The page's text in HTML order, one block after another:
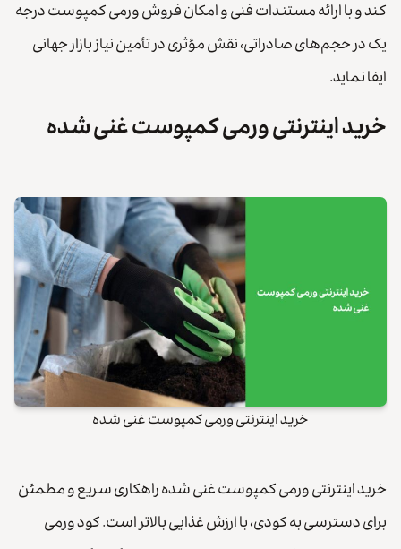
کند و با ارائه مستندات فنی و امکان فروش ورمی کمپوست درجه
یک در حجم‌های صادراتی، نقش مؤثری در تأمین نیاز بازار جهانی
ایفا نماید.
خرید اینترنتی ورمی کمپوست غنی شده
خرید اینترنتی ورمی کمپوست غنی شده
خرید اینترنتی ورمی کمپوست غنی شده راهکاری سریع و مطمئن
برای دسترسی به کودی، با ارزش غذایی بالاتر است. کود ورمی